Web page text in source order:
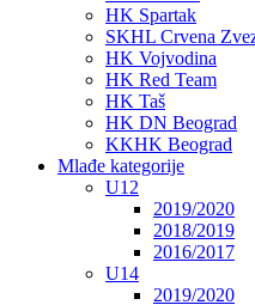
HK Spartak
SKHL Crvena
HK Vojvodina
HK Red Team
HK Taš
HK DN Beograd
KKHK Beograd
Mlađe kategorije
U12
2019/2020
2018/2019
2016/2017
U14
2019/2020